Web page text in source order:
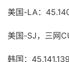
美国-LA：
美国-SJ，三网
韩国：